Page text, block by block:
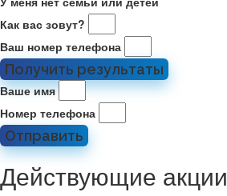
Как вас зовут?
Ваш номер телефона
Получить результаты
Ваше имя
Номер телефона
Отправить
Действующие акции